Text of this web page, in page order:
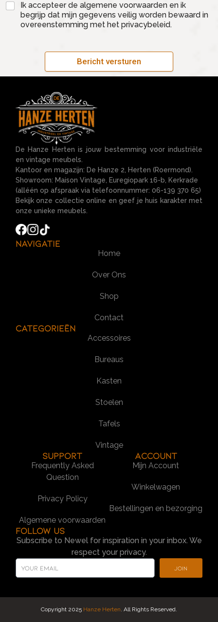
Ik accepteer de algemene voorwaarden en ik
begrijp dat mijn gegevens veilig worden bewaard in
overeenstemming met het privacybeleid.
Bericht versturen
De Hanze Herten is jouw bestemming voor industriële
en vintage meubels.
Kantoor en magazijn: De Hanze 2, Herten (Roermond).
Showroom: Maison Vintage, Euregiopark 16-b, Kerkrade
(alléén op afspraak via telefoonnummer: 06-139 370 65)
Bekijk onze collectie online en geef je huis karakter met
onze unieke meubels.
Navigatie
Home
Over Ons
Shop
Contact
Categorieën
Accessoires
Bureaus
Kasten
Stoelen
Tafels
Vintage
SUPPORT
Frequently Asked
Question
Privacy Policy
Algemene voorwaarden
Account
Mijn Account
Winkelwagen
Bestellingen en bezorging
Follow us
Subscribe to Newel for inspiration in your inbox. We
respect your privacy.
Join
Copyright 2025 Hanze Herten . All Rights Reserved.